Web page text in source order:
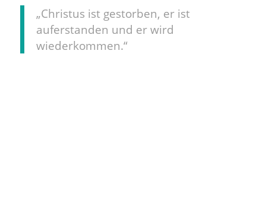
„Christus ist gestorben, er ist
auferstanden und er wird
wiederkommen.“